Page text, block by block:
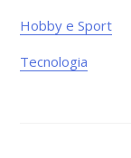
Hobby e Sport
Tecnologia